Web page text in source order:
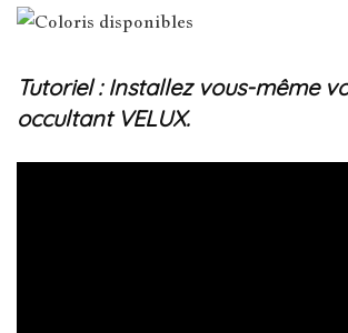
Tutoriel : Installez vous-même
occultant VELUX.